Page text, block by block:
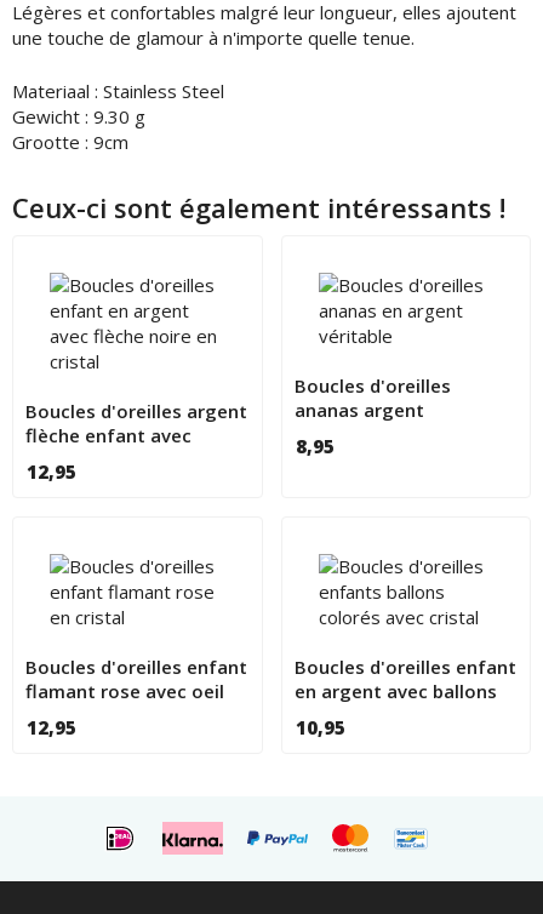
Légères et confortables malgré leur longueur, elles ajoutent
une touche de glamour à n'importe quelle tenue.
Materiaal : Stainless Steel
Gewicht : 9.30 g
Grootte : 9cm
Ceux-ci sont également intéressants !
Boucles d'oreilles argent
flèche enfant avec
12,95
Boucles d'oreilles
ananas argent
8,95
Boucles d'oreilles enfant
flamant rose avec oeil
12,95
Boucles d'oreilles enfant
en argent avec ballons
10,95